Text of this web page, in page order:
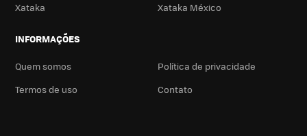
Xataka Xataka México
INFORMAÇÕES
Quem somos
Política de privacidade
Termos de uso
Contato